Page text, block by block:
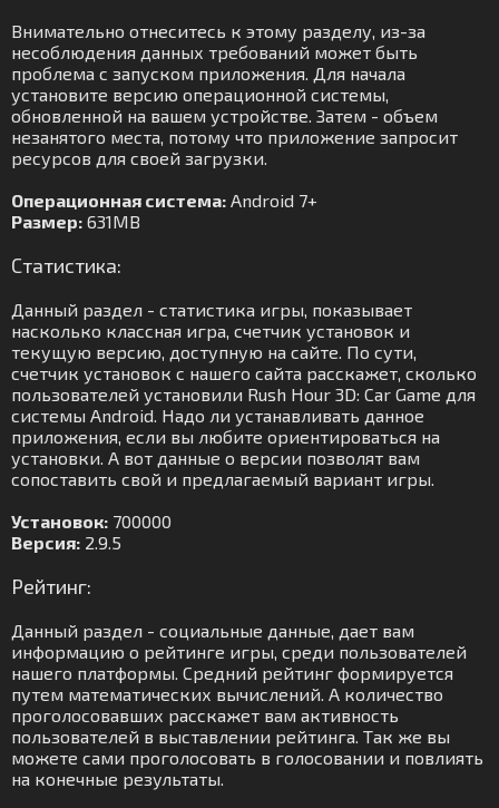
Внимательно отнеситесь к этому разделу, из-за
несоблюдения данных требований может быть
проблема с запуском приложения. Для начала
установите версию операционной системы,
обновленной на вашем устройстве. Затем - объем
незанятого места, потому что приложение запросит
ресурсов для своей загрузки.
Операционная система: Android 7+
Размер: 631MB
Статистика:
Данный раздел - статистика игры, показывает
насколько классная игра, счетчик установок и
текущую версию, доступную на сайте. По сути,
счетчик установок с нашего сайта расскажет, сколько
пользователей установили Rush Hour 3D: Car Game для
системы Android. Надо ли устанавливать данное
приложения, если вы любите ориентироваться на
установки. А вот данные о версии позволят вам
сопоставить свой и предлагаемый вариант игры.
Установок: 700000
Версия: 2.9.5
Рейтинг:
Данный раздел - социальные данные, дает вам
информацию о рейтинге игры, среди пользователей
нашего платформы. Средний рейтинг формируется
путем математических вычислений. А количество
проголосовавших расскажет вам активность
пользователей в выставлении рейтинга. Так же вы
можете сами проголосовать в голосовании и повлиять
на конечные результаты.